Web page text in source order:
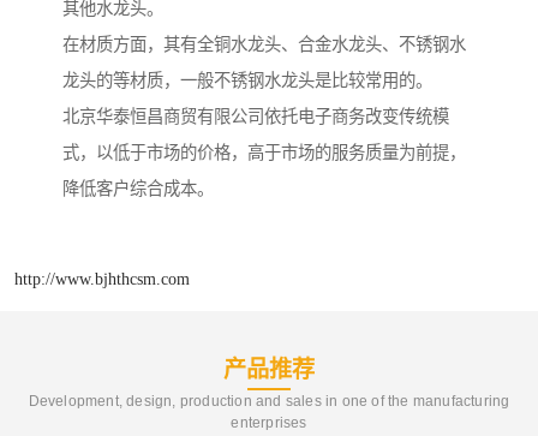
其他水龙头。
在材质方面，其有全铜水龙头、合金水龙头、不锈钢水
龙头的等材质，一般不锈钢水龙头是比较常用的。
北京华泰恒昌商贸有限公司依托电子商务改变传统模
式，以低于市场的价格，高于市场的服务质量为前提，
降低客户综合成本。
http://www.bjhthcsm.com
产品推荐
Development, design, production and sales in one of the manufacturing
enterprises